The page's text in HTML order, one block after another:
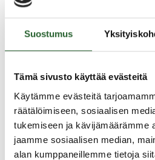
Suostumus
Tämä sivusto käyttää evästeitä
Käytämme evästeitä
räätälöimiseen, sosiaalisen
tukemiseen ja kävijämäärämme
jaamme sosiaalisen median,
alan kumppaneillemme tietoja
Puolangan kunta tallentaa
tietoja kunnan rekistereihin.
voivat olla paperiasiakirjoja
sähköisesti
Henkilötiedot ovat
luovuttaa ulkopuolisille, ellei
määriteltyjä perusteita.
Tietosuoja-asetus velvoittaa
(Puolangan kunta)